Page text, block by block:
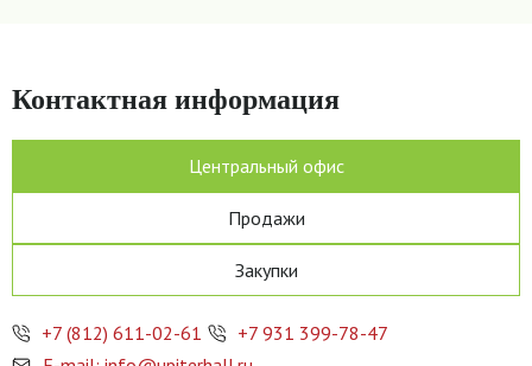
Контактная информация
Центральный офис
Продажи
Закупки
+7 (812) 611-02-61
+7 931 399-78-47